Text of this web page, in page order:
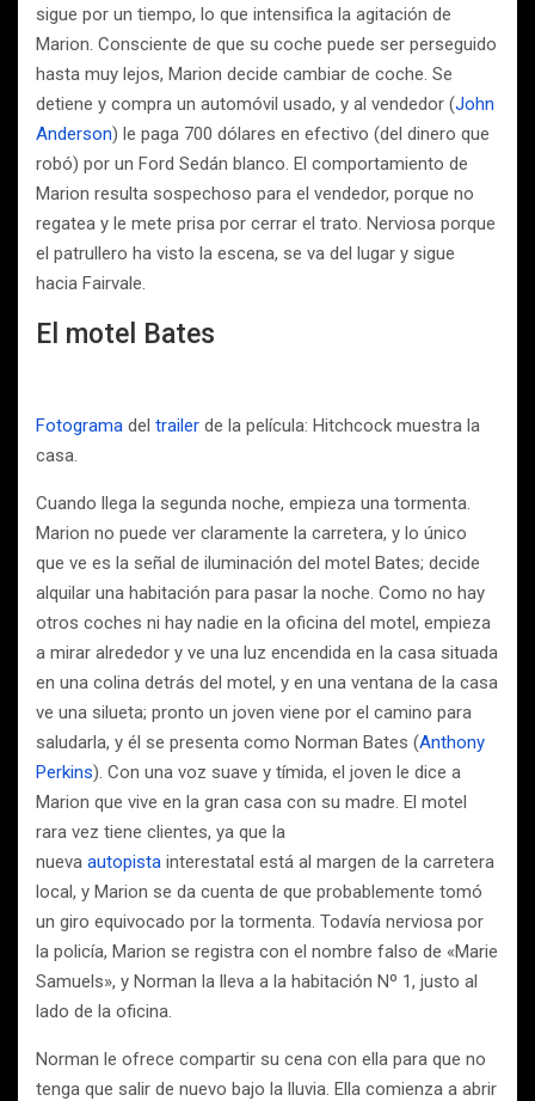
sigue por un tiempo, lo que intensifica la agitación de
Marion. Consciente de que su coche puede ser perseguido
hasta muy lejos, Marion decide cambiar de coche. Se
detiene y compra un automóvil usado, y al vendedor (John
Anderson) le paga 700 dólares en efectivo (del dinero que
robó) por un Ford Sedán blanco. El comportamiento de
Marion resulta sospechoso para el vendedor, porque no
regatea y le mete prisa por cerrar el trato. Nerviosa porque
el patrullero ha visto la escena, se va del lugar y sigue
hacia Fairvale.
El motel Bates
Fotograma del trailer de la película: Hitchcock muestra la
casa.
Cuando llega la segunda noche, empieza una tormenta.
Marion no puede ver claramente la carretera, y lo único
que ve es la señal de iluminación del motel Bates; decide
alquilar una habitación para pasar la noche. Como no hay
otros coches ni hay nadie en la oficina del motel, empieza
a mirar alrededor y ve una luz encendida en la casa situada
en una colina detrás del motel, y en una ventana de la casa
ve una silueta; pronto un joven viene por el camino para
saludarla, y él se presenta como Norman Bates (Anthony
Perkins). Con una voz suave y tímida, el joven le dice a
Marion que vive en la gran casa con su madre. El motel
rara vez tiene clientes, ya que la
nueva autopista interestatal está al margen de la carretera
local, y Marion se da cuenta de que probablemente tomó
un giro equivocado por la tormenta. Todavía nerviosa por
la policía, Marion se registra con el nombre falso de «Marie
Samuels», y Norman la lleva a la habitación Nº 1, justo al
lado de la oficina.
Norman le ofrece compartir su cena con ella para que no
tenga que salir de nuevo bajo la lluvia. Ella comienza a abrir